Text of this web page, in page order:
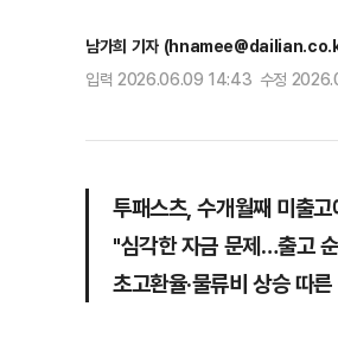
남가희 기자
입력 2026.06.09 14:43 수정
투패스츠, 수개월째 미출
"심각한 자금 문제…출고
초고환율·물류비 상승 따